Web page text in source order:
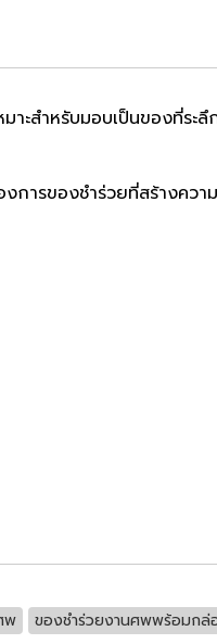
ะสำหรับมอบเป็นของที่ระลึ
ารของชำร่วยที่สร้างความ
พ
ของชำร่วยงานศพพร้อมกล่